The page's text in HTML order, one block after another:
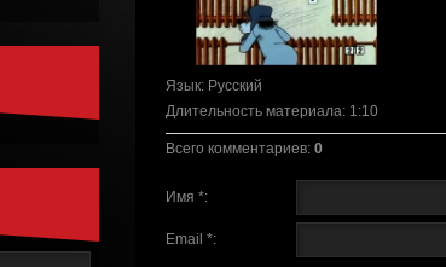
Язык: Русский
Длительность материала: 1:10
Всего комментариев: 0
Имя *:
Email *: